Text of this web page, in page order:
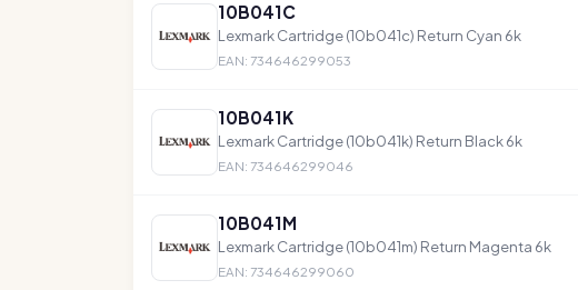
10B041C
Lexmark Cartridge (10b041c) Return Cyan 6k
EAN: 734646299053
10B041K
Lexmark Cartridge (10b041k) Return Black 6k
EAN: 734646299046
10B041M
Lexmark Cartridge (10b041m) Return Magenta 6k
EAN: 734646299060